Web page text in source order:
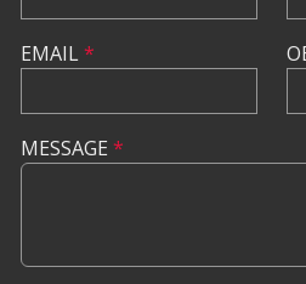
EMAIL*
MESSAGE *